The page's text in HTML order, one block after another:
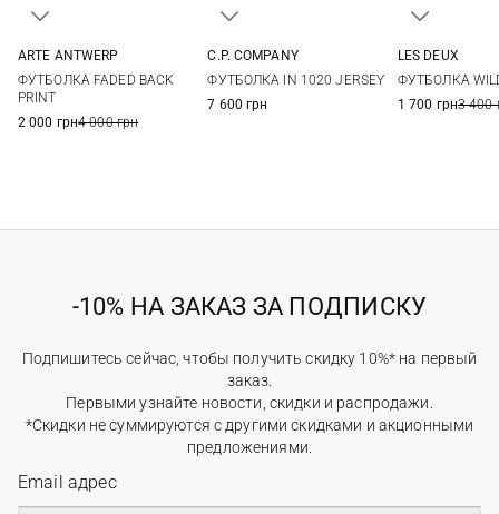
ARTE ANTWERP
ФУТБОЛКА FADED BACK
PRINT
2 000 грн4 000 грн
C.P. COMPANY
ФУТБОЛКА IN 1020 JERSEY
7 600 грн
LES DEUX
ФУТБОЛКА
1 700 грн3 400
-10% НА ЗАКАЗ ЗА ПОДПИСКУ
Подпишитесь сейчас, чтобы получить скидку 10%* на первый
заказ.
Первыми узнайте новости, скидки и распродажи.
*Скидки не суммируются с другими скидками и акционными
предложениями.